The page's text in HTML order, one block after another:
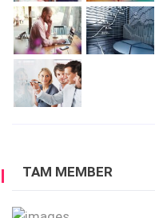
TAM MEMBER